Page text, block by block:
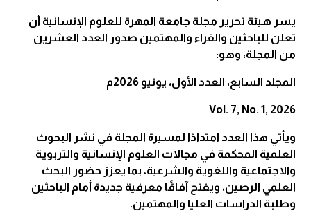
يسر هيئة تحرير مجلة جامعة المهرة للعلوم الإنسانية أن
تعلن للباحثين والقراء والمهتمين صدور العدد العشرين
من المجلة، وهو:
المجلد السابع، العدد الأول، يونيو 2026م
Vol. 7, No. 1, 2026
ويأتي هذا العدد امتدادًا لمسيرة المجلة في نشر البحوث
العلمية المحكمة في مجالات العلوم الإنسانية والتربوية
والاجتماعية واللغوية والشرعية، بما يعزز حضور البحث
العلمي الرصين، ويفتح آفاقًا معرفية جديدة أمام الباحثين
وطلبة الدراسات العليا والمهتمين.